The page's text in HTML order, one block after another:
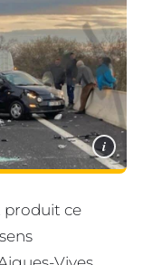
i
produit ce